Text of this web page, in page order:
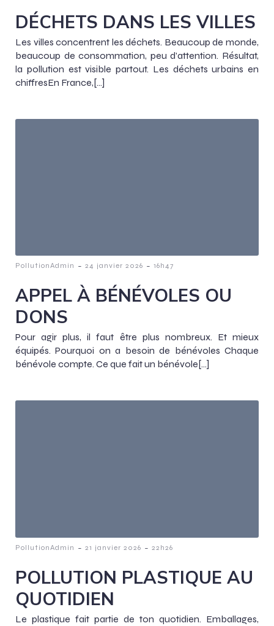
DÉCHETS DANS LES VILLES
Les villes concentrent les déchets. Beaucoup de monde,
beaucoup de consommation, peu d’attention. Résultat,
la pollution est visible partout. Les déchets urbains en
chiffresEn France,[…]
PollutionAdmin - 24 janvier 2026 - 16h47
APPEL À BÉNÉVOLES OU
DONS
Pour agir plus, il faut être plus nombreux. Et mieux
équipés. Pourquoi on a besoin de bénévoles Chaque
bénévole compte. Ce que fait un bénévole[…]
PollutionAdmin - 21 janvier 2026 - 22h26
POLLUTION PLASTIQUE AU
QUOTIDIEN
Le plastique fait partie de ton quotidien. Emballages,